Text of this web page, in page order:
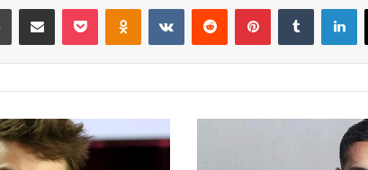
‫X لينكدإن بينتيريست Odnoklassniki
‫Pocket مشاركة عبر
بوتر